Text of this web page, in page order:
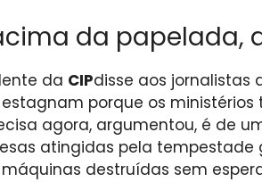
da papelada,
da CIPdisse aos jornalistas
estagnam porque os
agora, argumentou, é de
atingidas pela tempestade
destruídas sem